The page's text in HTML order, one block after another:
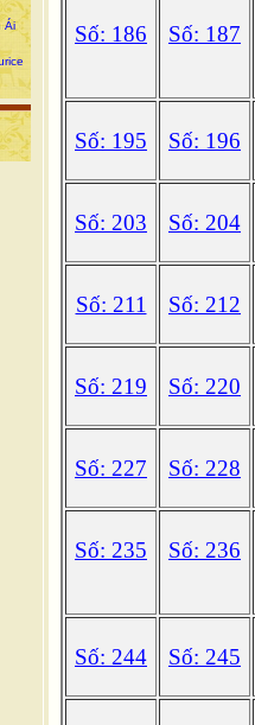
Ái
Số: 186 Số: 187
Số: 195 Số: 196
Số: 203 Số: 204
Số: 211 Số: 212
Số: 219 Số: 220
Số: 227 Số: 228
Số: 235 Số: 236
Số: 244 Số: 245